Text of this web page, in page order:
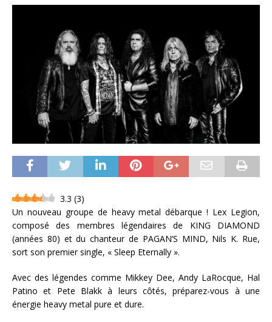
3.3 (3)
Un nouveau groupe de heavy metal débarque ! Lex Legion,
composé des membres légendaires de KING DIAMOND
(années 80) et du chanteur de PAGAN’S MIND, Nils K. Rue,
sort son premier single, « Sleep Eternally ».
Avec des légendes comme Mikkey Dee, Andy LaRocque, Hal
Patino et Pete Blakk à leurs côtés, préparez-vous à une
énergie heavy metal pure et dure.